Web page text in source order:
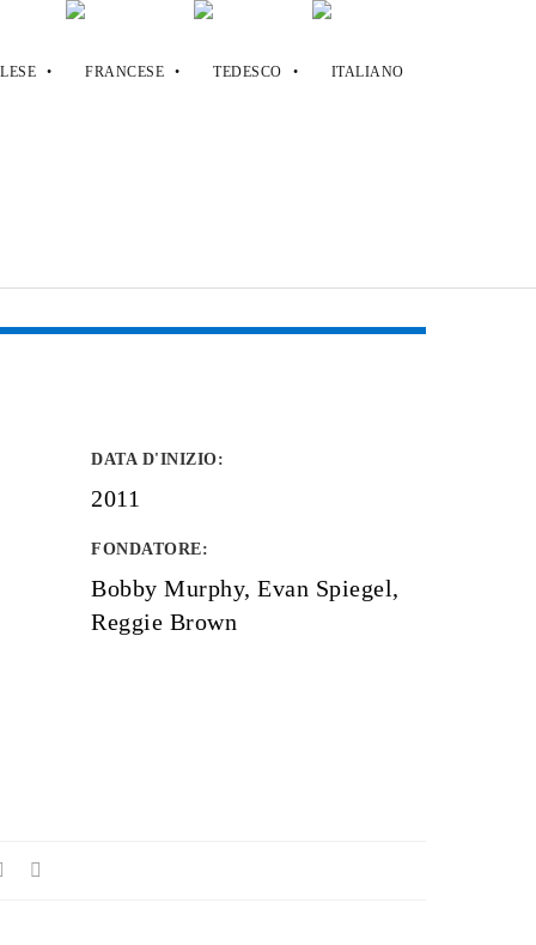
DATA D'INIZIO:
2011
FONDATORE:
Bobby Murphy, Evan Spiegel,
Reggie Brown